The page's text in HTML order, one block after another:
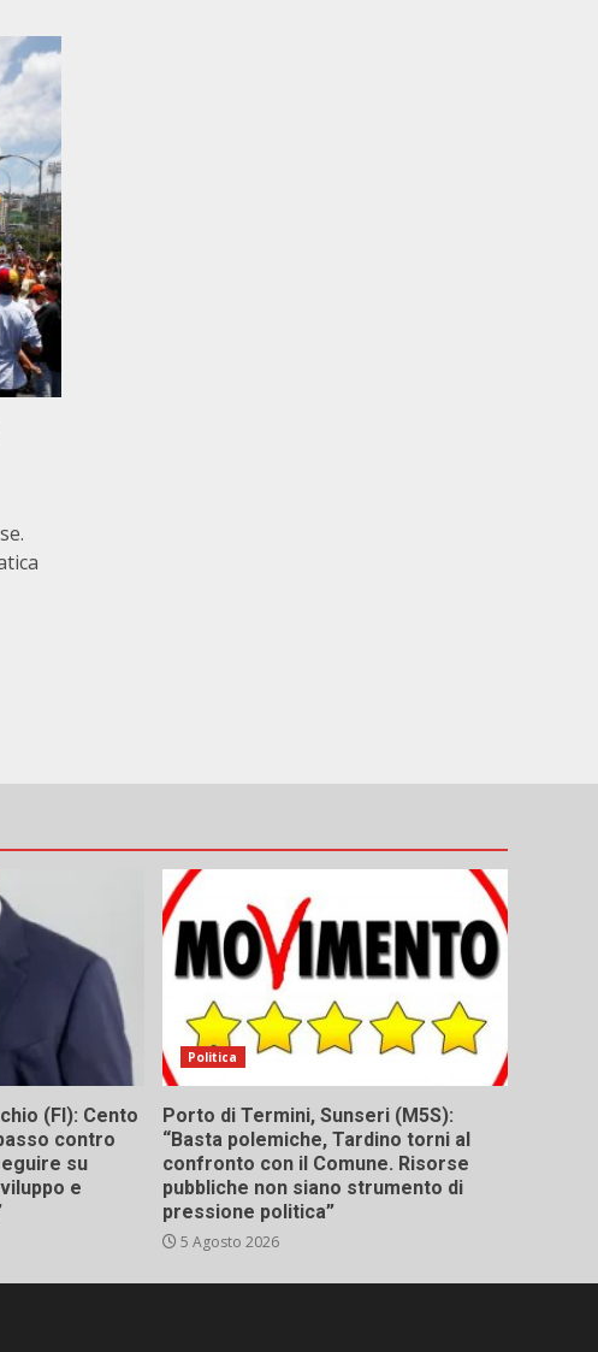
(FI): Cento
contro
su
e
Politica
Porto di Termini, Sunseri (M5S):
“Basta polemiche, Tardino torni al
confronto con il Comune. Risorse
pubbliche non siano strumento di
pressione politica”
5 Agosto 2026